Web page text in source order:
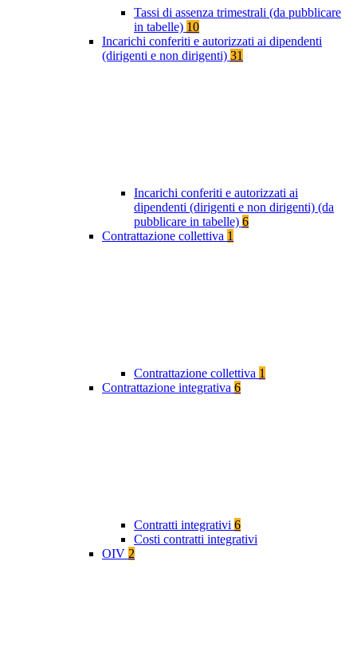
Tassi di assenza trimestrali (da pubblicare
in tabelle) 10
Incarichi conferiti e autorizzati ai dipendenti
(dirigenti e non dirigenti) 31
Incarichi conferiti e autorizzati ai
dipendenti (dirigenti e non dirigenti) (da
pubblicare in tabelle) 6
Contrattazione collettiva 1
Contrattazione collettiva 1
Contrattazione integrativa 6
Contratti integrativi 6
Costi contratti integrativi
OIV 2